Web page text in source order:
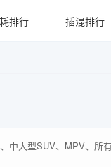
排行 插混排行
中大型SUV、MPV、所